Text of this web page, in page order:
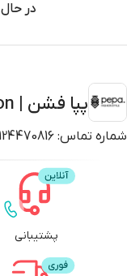
در
پپا فشن | Pepafashion
شماره تماس:
پشتیبانی